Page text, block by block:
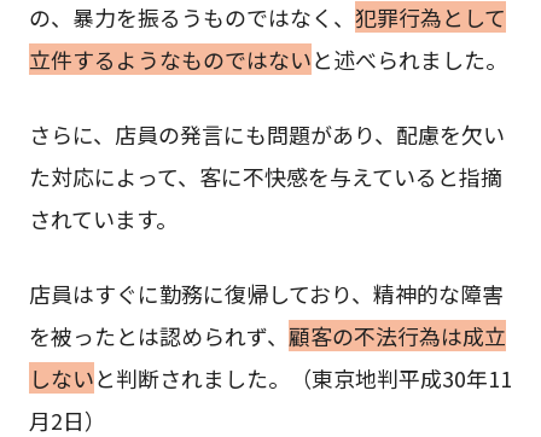
の、暴力を振るうものではなく、 犯罪行為として
立件するようなものではないと述べられました。
さらに、店員の発言にも問題があり、配慮を欠い
た対応によって、客に不快感を与えていると指摘
されています。
店員はすぐに勤務に復帰しており、精神的な障害
を被ったとは認められず、 顧客の不法行為は成立
しないと判断されました。（東京地判平成30年11
月2日）